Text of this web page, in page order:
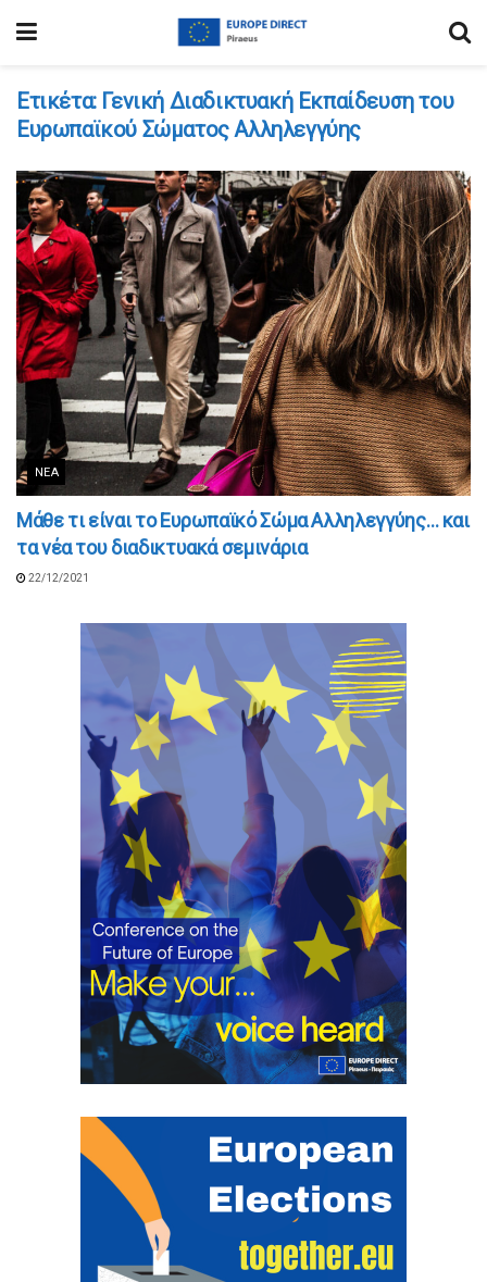
Ετικέτα: Γενική Διαδικτυακή Εκπαίδευση του
Ευρωπαϊκού Σώματος Αλληλεγγύης
ΝΈΑ
Μάθε τι είναι το Ευρωπαϊκό Σώμα Αλληλεγγύης… και
τα νέα του διαδικτυακά σεμινάρια
22/12/2021